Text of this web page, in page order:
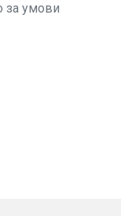
за умови